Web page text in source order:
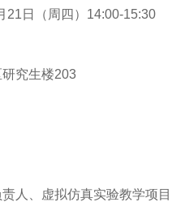
21日（周四）14:00-15:30
研究生楼203
人、虚拟仿真实验教学项目